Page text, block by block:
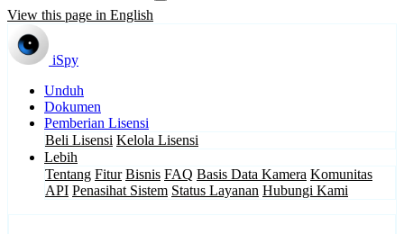
View this page in English
iSpy
Unduh
Dokumen
Pemberian Lisensi
Beli Lisensi Kelola Lisensi
Lebih
Tentang Fitur Bisnis FAQ Basis Data Kamera Komunitas
API Penasihat Sistem Status Layanan Hubungi Kami